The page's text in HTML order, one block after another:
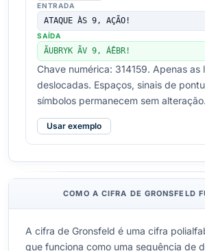
ENTRADA
ATAQUE ÀS 9, AÇÃO!
SAÍDA
ÃUBRYK ÃV 9, ÁÊBR!
Chave numérica: 314159. Apenas as
deslocadas. Espaços, sinais de
símbolos permanecem sem alteração.
Usar exemplo
COMO A CIFRA DE GRONSFELD
A cifra de Gronsfeld é uma cifra
que funciona como uma sequência de